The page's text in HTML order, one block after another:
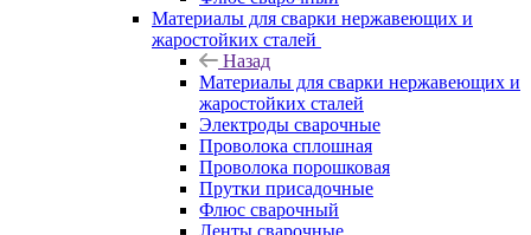
Материалы для сварки нержавеющих и
жаростойких сталей
Назад
Материалы для сварки нержавеющих и
жаростойких сталей
Электроды сварочные
Проволока сплошная
Проволока порошковая
Прутки присадочные
Флюс сварочный
Ленты сварочные